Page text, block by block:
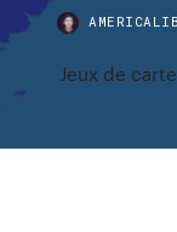
Jeux de